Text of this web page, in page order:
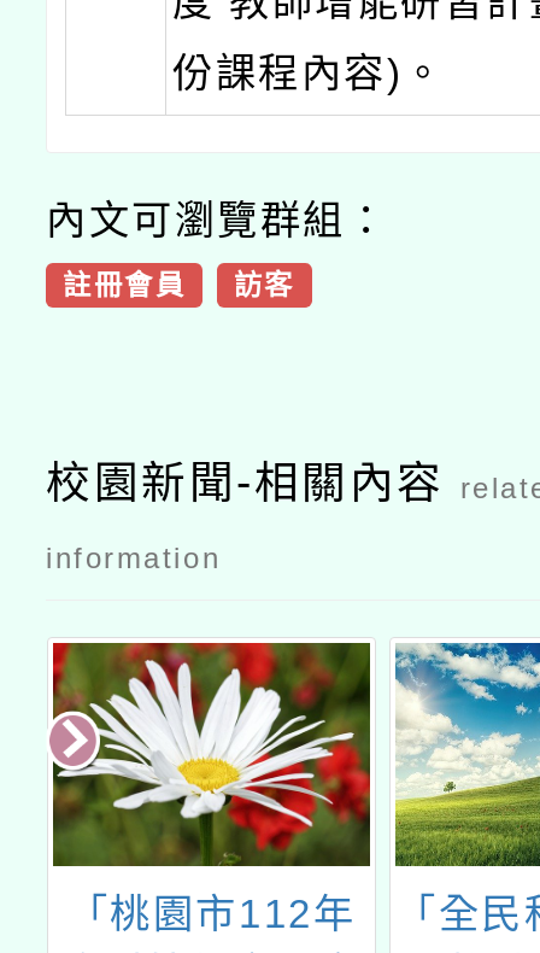
份課程內容)。
內文可瀏覽群組：
註冊會員 訪客
校園新聞-相關內容
information
「桃園市112年
「全